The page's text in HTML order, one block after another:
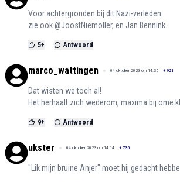
Voor achtergronden bij dit Nazi-verleden :
zie ook @JoostNiemoller, en Jan Bennink.
5+ Antwoord
marco_wattingen 04 oktober 2023 om 14:35 + 921
Dat wisten we toch al!
Het herhaalt zich wederom, maxima bij ome
9+ Antwoord
ukster 04 oktober 2023 om 14:14 + 736
"Lik mijn bruine Anjer" moet hij gedacht